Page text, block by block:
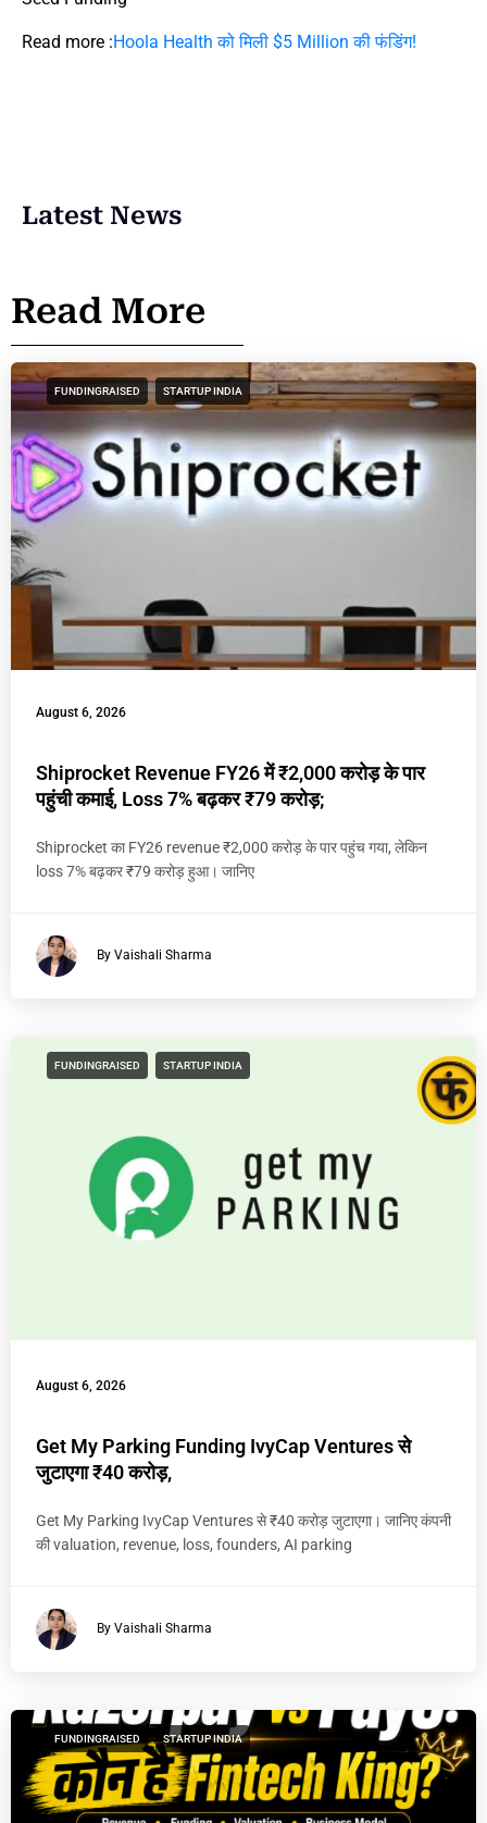
Read more :Hoola Health को मिली $5 Million की फंडिंग!
Latest News
Read More
FUNDINGRAISED STARTUP INDIA
August 6, 2026
Shiprocket Revenue FY26 में ₹2,000 करोड़ के पार
पहुंची कमाई, Loss 7% बढ़कर ₹79 करोड़;
Shiprocket का FY26 revenue ₹2,000 करोड़ के पार पहुंच गया, लेकिन
loss 7% बढ़कर ₹79 करोड़ हुआ। जानिए
By Vaishali Sharma
FUNDINGRAISED STARTUP INDIA
August 6, 2026
Get My Parking Funding IvyCap Ventures से
जुटाएगा ₹40 करोड़,
Get My Parking IvyCap Ventures से ₹40 करोड़ जुटाएगा। जानिए कंपनी
की valuation, revenue, loss, founders, AI parking
By Vaishali Sharma
FUNDINGRAISED STARTUP INDIA